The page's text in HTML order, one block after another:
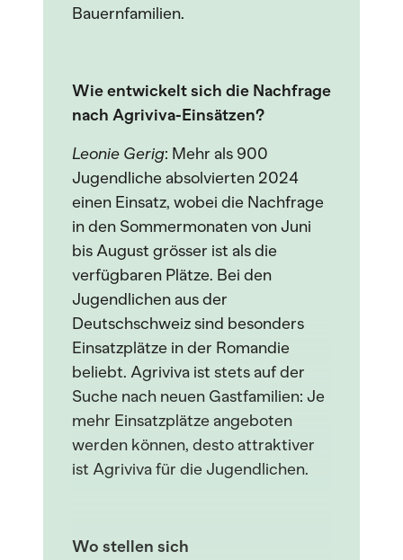
Bauernfamilien.
Wie entwickelt sich die Nachfrage
nach Agriviva-Einsätzen?
Leonie Gerig: Mehr als 900
Jugendliche absolvierten 2024
einen Einsatz, wobei die Nachfrage
in den Sommermonaten von Juni
bis August grösser ist als die
verfügbaren Plätze. Bei den
Jugendlichen aus der
Deutschschweiz sind besonders
Einsatzplätze in der Romandie
beliebt. Agriviva ist stets auf der
Suche nach neuen Gastfamilien: Je
mehr Einsatzplätze angeboten
werden können, desto attraktiver
ist Agriviva für die Jugendlichen.
Wo stellen sich